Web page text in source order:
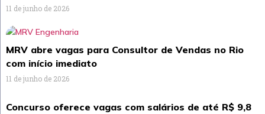
11 de junho de 2026
MRV abre vagas para Consultor de Vendas no Rio
com início imediato
11 de junho de 2026
Concurso oferece vagas com salários de até R$ 9,8